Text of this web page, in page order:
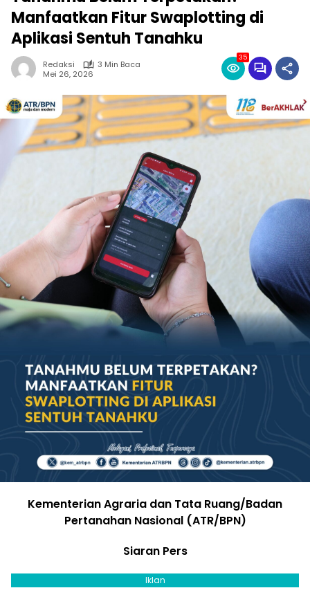
Manfaatkan Fitur Swaplotting di
Aplikasi Sentuh Tanahku
Redaksi
3 Min Baca
Mei 26, 2026
35
Kementerian Agraria dan Tata Ruang/Badan
Pertanahan Nasional (ATR/BPN)
Siaran Pers
Iklan